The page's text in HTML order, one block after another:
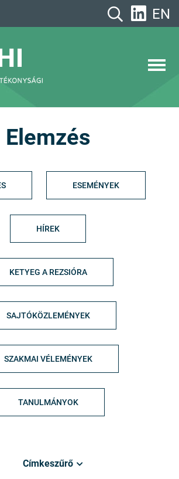
EN
Elemzés
ESEMÉNYEK
HÍREK
KETYEG A REZSIÓRA
SAJTÓKÖZLEMÉNYEK
SZAKMAI VÉLEMÉNYEK
TANULMÁNYOK
Címkeszűrő